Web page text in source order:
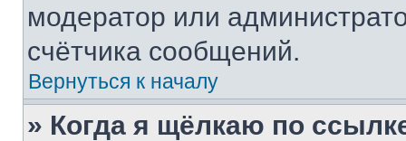
модератор или
счётчика сообщений.
Вернуться к началу
» Когда я щёлкаю по